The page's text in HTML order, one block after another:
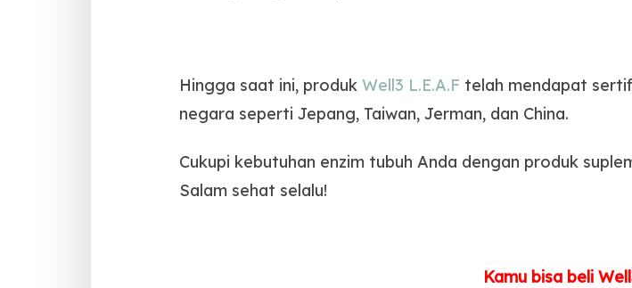
Hingga saat ini, produk Well3 L.E.A.F telah mendapat
negara seperti Jepang, Taiwan, Jerman, dan China.
Cukupi kebutuhan enzim tubuh Anda dengan produk
Salam sehat selalu!
Kamu bisa beli